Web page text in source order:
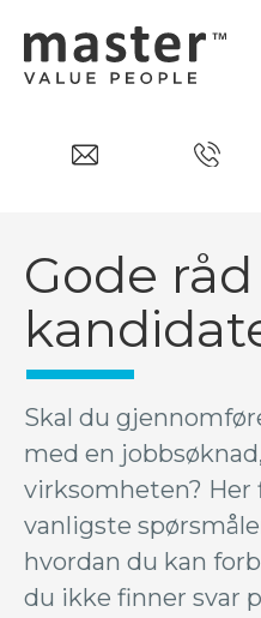
Gode
Skal du
med en
virksomheten? Her
vanligste
hvordan du kan
du ikke finner svar